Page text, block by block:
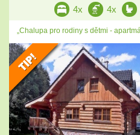
4x 4x
„Chalupa pro rodiny s dětmi -